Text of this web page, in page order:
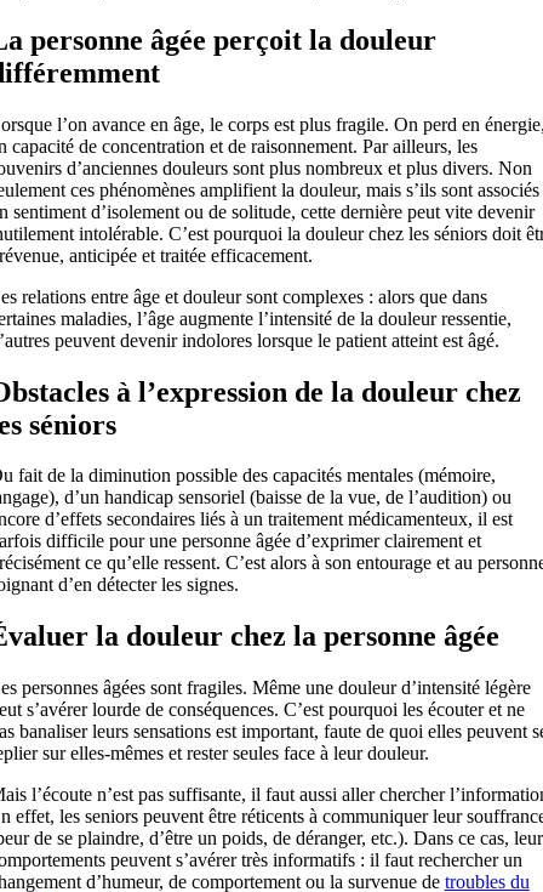
personne âgée perçoit la douleur
l’on avance en âge, le corps est plus fragile. On perd en
capacité de concentration et de raisonnement. Par ailleurs, les
d’anciennes douleurs sont plus nombreux et plus divers. Non
ces phénomènes amplifient la douleur, mais s’ils sont associés
sentiment d’isolement ou de solitude, cette dernière peut vite devenir
intolérable. C’est pourquoi la douleur chez les séniors doit
anticipée et traitée efficacement.
relations entre âge et douleur sont complexes : alors que dans
maladies, l’âge augmente l’intensité de la douleur ressentie,
peuvent devenir indolores lorsque le patient atteint est âgé.
à l’expression de la douleur chez
séniors
fait de la diminution possible des capacités mentales (mémoire,
d’un handicap sensoriel (baisse de la vue, de l’audition) ou
d’effets secondaires liés à un traitement médicamenteux, il est
difficile pour une personne âgée d’exprimer clairement et
ce qu’elle ressent. C’est alors à son entourage et au
d’en détecter les signes.
la douleur chez la personne âgée
personnes âgées sont fragiles. Même une douleur d’intensité légère
s’avérer lourde de conséquences. C’est pourquoi les écouter et ne
banaliser leurs sensations est important, faute de quoi elles peuvent
sur elles-mêmes et rester seules face à leur douleur.
l’écoute n’est pas suffisante, il faut aussi aller chercher
effet, les seniors peuvent être réticents à communiquer leur
de se plaindre, d’être un poids, de déranger, etc.). Dans ce cas,
peuvent s’avérer très informatifs : il faut rechercher un
d’humeur, de comportement ou la survenue de troubles du